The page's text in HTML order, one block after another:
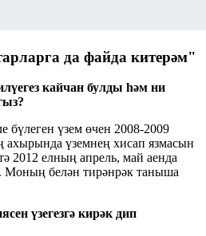
да файда китерәм"
кайчан булды һәм ни
?
бүлеген үзем өчен 2008-2009
ахырында үземнең хисап язмасын
2012 елның апрель, май аенда
Моның белән тирәнрәк таныша
үзегезгә кирәк дип